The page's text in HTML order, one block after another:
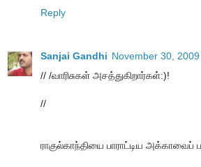
Reply
Sanjai Gandhi November 30,
// /வாரிசுகள் அசத்துகிறார்கள்:)!
//
ராகுல்காந்தியை பாராட்டிய அக்காவைப்